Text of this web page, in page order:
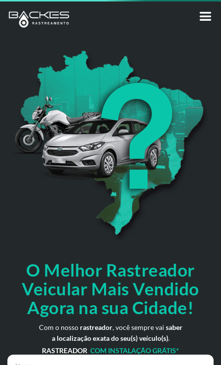
O Melhor Rastreador
Veicular Mais Vendido
Agora na sua Cidade!
Com o nosso rastreador, você sempre vai saber
a localização exata do seu(s) veículo(s).
RASTREADOR COM INSTALAÇÃO GRÁTIS*